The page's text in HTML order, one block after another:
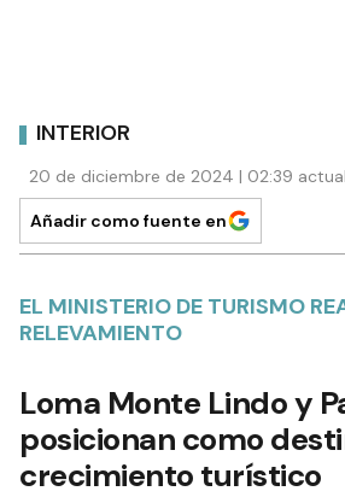
INTERIOR
20 de diciembre de 2024 | 02:39
Añadir como fuente en
EL MINISTERIO DE TURISMO
RELEVAMIENTO
Loma Monte Lindo y
posicionan como
crecimiento turístico